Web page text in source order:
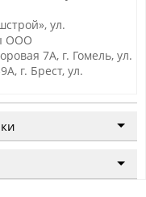
ул.
ООО
7А, г. Гомель, ул.
г. Брест, ул.